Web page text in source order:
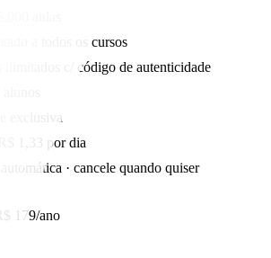
aulas
a todos os cursos
ilimitados c/ código de autenticidade
exclusiva
1,33 por dia
automática · cancele quando quiser
179/ano